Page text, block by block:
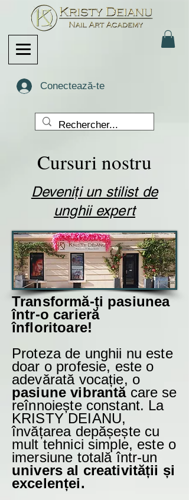
Conectează-te
Cursuri nostru
Deveniți un stilist de
unghii expert
Transformă-ți pasiunea
într-o carieră
înfloritoare!
Proteza de unghii nu este
doar o profesie, este o
adevărată vocație, o
pasiune vibrantă care se
reînnoiește constant. La
KRISTY DEIANU,
învățarea depășește cu
mult tehnici simple, este o
imersiune totală într-un
univers al creativității și
excelenței.